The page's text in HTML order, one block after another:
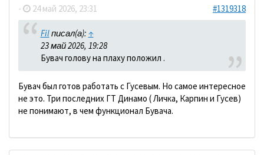
- 24 май 2026, 23:31 #1319318
Filписал(а): ↑
23 май 2026, 19:28
Бувач голову на плаху положил .
Бувач был готов работать с Гусевым. Но самое интересное
не это. Три последних ГТ Динамо ( Личка, Карпин и Гусев)
не понимают, в чем функционал Бувача.